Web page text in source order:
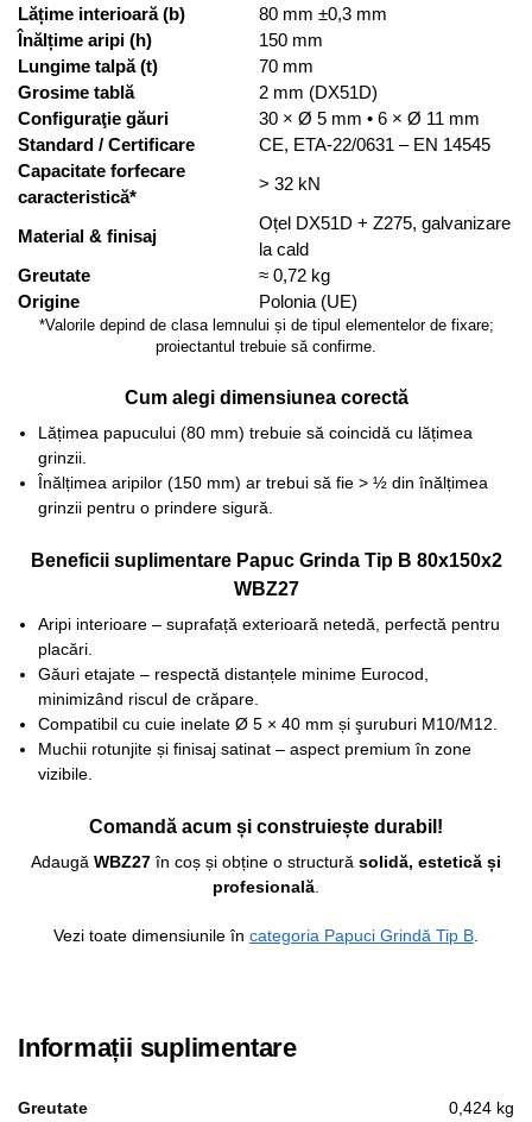
Lățime interioară (b)
80 mm ±0,3 mm
Înălțime aripi (h)
150 mm
Lungime talpă (t)
70 mm
Grosime tablă
2 mm (DX51D)
Configuraţie găuri
30 × Ø 5 mm • 6 × Ø 11 mm
Standard / Certificare
CE, ETA-22/0631 – EN 14545
Capacitate forfecare
caracteristică*
> 32 kN
Material & finisaj
Oțel DX51D + Z275, galvanizare
la cald
Greutate
≈ 0,72 kg
Origine
Polonia (UE)
*Valorile depind de clasa lemnului și de tipul elementelor de fixare;
proiectantul trebuie să confirme.
Cum alegi dimensiunea corectă
Lățimea papucului (80 mm) trebuie să coincidă cu lățimea
grinzii.
Înălțimea aripilor (150 mm) ar trebui să fie > ½ din înălțimea
grinzii pentru o prindere sigură.
Beneficii suplimentare Papuc Grinda Tip B 80x150x2
WBZ27
Aripi interioare – suprafață exterioară netedă, perfectă pentru
placări.
Găuri etajate – respectă distanțele minime Eurocod,
minimizând riscul de crăpare.
Compatibil cu cuie inelate Ø 5 × 40 mm și şuruburi M10/M12.
Muchii rotunjite și finisaj satinat – aspect premium în zone
vizibile.
Comandă acum și construiește durabil!
Adaugă WBZ27în coș și obține o structură solidă, estetică și
profesională.
Vezi toate dimensiunile în categoria Papuci Grindă Tip B
Informații suplimentare
Greutate 0,424 kg